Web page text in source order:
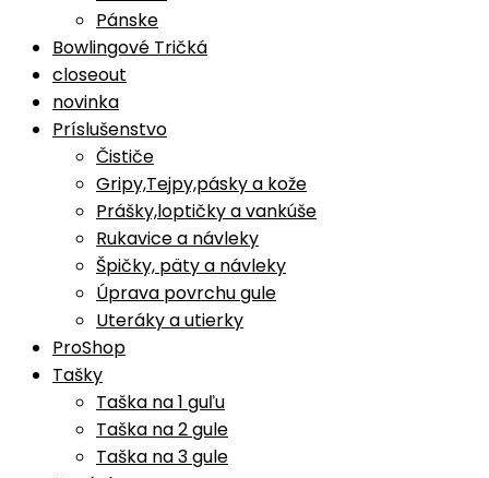
Pánske
Bowlingové Tričká
closeout
novinka
Príslušenstvo
Čističe
Gripy,Tejpy,pásky a kože
Prášky,loptičky a vankúše
Rukavice a návleky
Špičky, päty a návleky
Úprava povrchu gule
Uteráky a utierky
ProShop
Tašky
Taška na 1 guľu
Taška na 2 gule
Taška na 3 gule